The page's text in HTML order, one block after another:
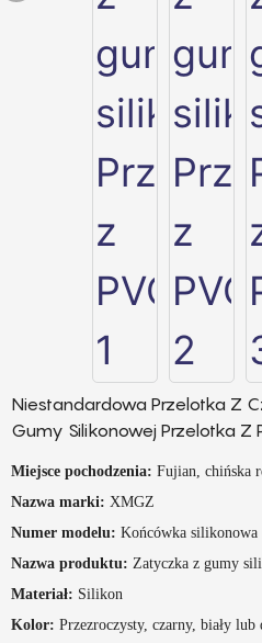
Niestandardowa Przelotka Z
Gumy Silikonowej Przelotka Z
Miejsce pochodzenia: Fujian, chińska
Nazwa marki: XMGZ
Numer modelu: Końcówka silikonowa
Nazwa produktu: Zatyczka z gumy
Materiał: Silikon
Kolor: Przezroczysty, czarny, biały lub